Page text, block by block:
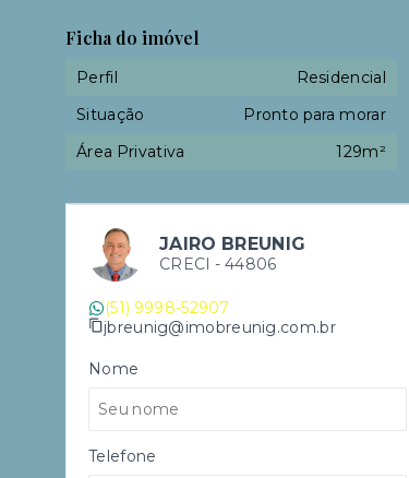
Ficha do imóvel
Perfil
Residencial
Situação
Pronto para morar
Área Privativa
129m²
JAIRO BREUNIG
CRECI - 44806
(51) 9998-52907
jbreunig@imobreunig.com.br
Nome
Telefone